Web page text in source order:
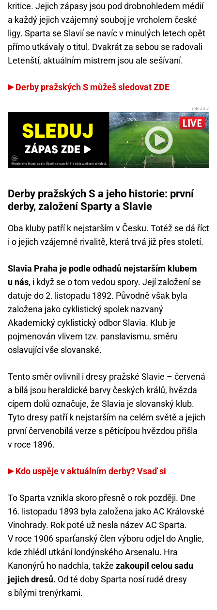
kritice. Jejich zápasy jsou pod drobnohledem médií
a každý jejich vzájemný souboj je vrcholem české
ligy. Sparta se Slavií se navíc v minulých letech opět
přímo utkávaly o titul. Dvakrát za sebou se radovali
Letenští, aktuálním mistrem jsou ale sešívaní.
Derby pražských S můžeš sledovat ZDE
Derby pražských S a jeho historie: první
derby, založení Sparty a Slavie
Oba kluby patří k nejstarším v Česku. Totéž se dá říct
i o jejich vzájemné rivalitě, která trvá již přes století.
Slavia Praha je podle odhadů nejstarším klubem
u nás, i když se o tom vedou spory. Její založení se
datuje do 2. listopadu 1892. Původně však byla
založena jako cyklistický spolek nazvaný
Akademický cyklistický odbor Slavia. Klub je
pojmenován vlivem tzv. panslavismu, směru
oslavující vše slovanské.
Tento směr ovlivnil i dresy pražské Slavie – červená
a bílá jsou heraldické barvy českých králů, hvězda
cípem dolů označuje, že Slavia je slovanský klub.
Tyto dresy patří k nejstarším na celém světě a jejich
první červenobílá verze s pěticípou hvězdou přišla
v roce 1896.
Kdo uspěje v aktuálním derby? Vsaď si
To Sparta vznikla skoro přesně o rok později. Dne
16. listopadu 1893 byla založena jako AC Královské
Vinohrady. Rok poté už nesla název AC Sparta.
V roce 1906 sparťanský člen výboru odjel do Anglie,
kde zhlédl utkání londýnského Arsenalu. Hra
Kanonýrů ho nadchla, takže zakoupil celou sadu
jejich dresů. Od té doby Sparta nosí rudé dresy
s bílými trenýrkami.